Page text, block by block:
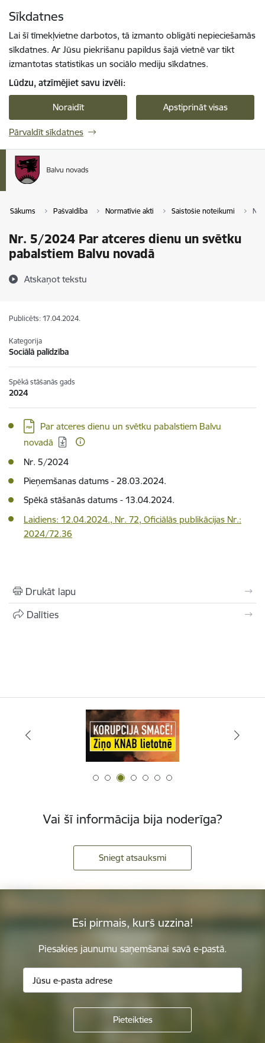
Sīkdatnes
Lai šī tīmekļvietne darbotos, tā izmanto obligāti nepieciešamās
sīkdatnes. Ar Jūsu piekrišanu papildus šajā vietnē var tikt
izmantotas statistikas un sociālo mediju sīkdatnes.
Lūdzu, atzīmējiet savu izvēli:
Noraidīt Apstiprināt visas
Pārvaldīt sīkdatnes
Sākums Pašvaldība Normatīvie akti Saistošie noteikumi Nr.
Nr. 5/2024 Par atceres dienu un svētku
pabalstiem Balvu novadā
Atskaņot tekstu
Publicēts: 17.04.2024.
Kategorija
Sociālā palīdzība
Spēkā stāšanās gads
2024
Lejupielādēt:
Par atceres dienu un svētku pabalstiem Balvu
novadā
Nr. 5/2024
Pieņemšanas datums - 28.03.2024.
Spēkā stāšanās datums - 13.04.2024.
Laidiens: 12.04.2024., Nr. 72, Oficiālās publikācijas Nr.:
2024/72.36
Drukāt lapu
Dalīties
Vai šī informācija bija noderīga?
Sniegt atsauksmi
Esi pirmais, kurš uzzina!
Piesakies jaunumu saņemšanai savā e-pastā.